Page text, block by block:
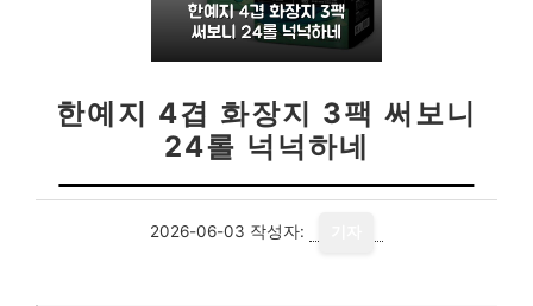
한예지 4겹 화장지 3팩 써보니
24롤 넉넉하네
2026-06-03 작성자: